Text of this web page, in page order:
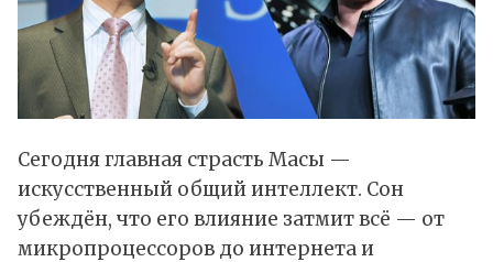
Сегодня главная страсть Масы —
искусственный общий интеллект. Сон
убеждён, что его влияние затмит всё — от
микропроцессоров до интернета и